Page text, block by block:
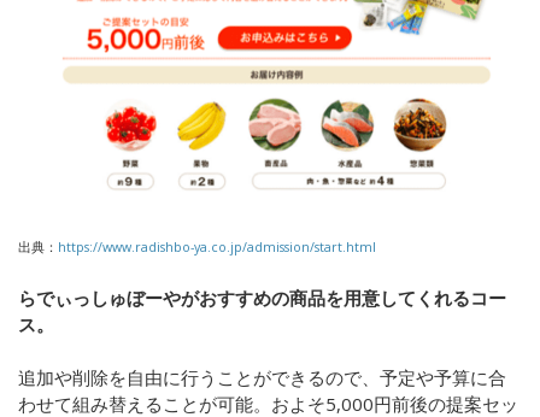
出典： https://www.radishbo-ya.co.jp/admission/start.html
らでぃっしゅぼーやがおすすめの商品を用意してくれるコー
ス。
追加や削除を自由に行うことができるので、予定や予算に合
わせて組み替えることが可能。およそ5,000円前後の提案セッ